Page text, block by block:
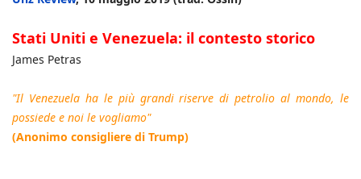
Stati Uniti e Venezuela: il contesto storico
James Petras
"Il Venezuela ha le più grandi riserve di petrolio al mondo, le
possiede e noi le vogliamo"
(Anonimo consigliere di Trump)